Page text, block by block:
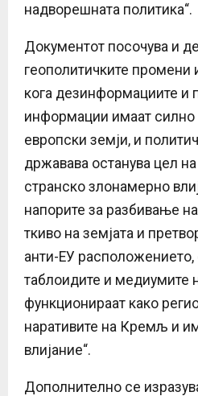
надворешната политика“.
Документот посочува и
геополитичките промени
кога дезинформациите и
информации имаат силно
европски земји, и
државава останува цел
странско злонамерно
напорите за разбивање
ткиво на земјата и
анти-ЕУ
таблоидите и медиумите
функционираат како
наративите на Кремљ и
влијание“.
Дополнително се